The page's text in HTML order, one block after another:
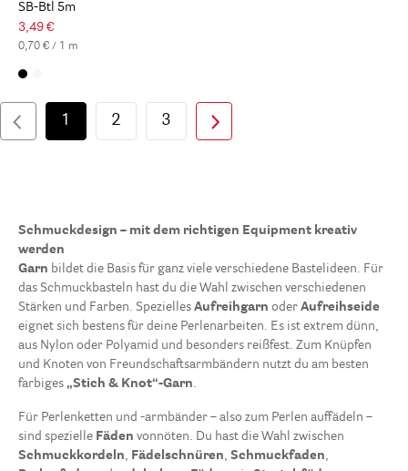
SB-Btl 5m
3,49 €
0,70 € / 1 m
1 2 3
Schmuckdesign – mit dem richtigen Equipment kreativ
werden
Garn bildet die Basis für ganz viele verschiedene Bastelideen. Für
das Schmuckbasteln hast du die Wahl zwischen verschiedenen
Stärken und Farben. Spezielles Aufreihgarn oder Aufreihseide
eignet sich bestens für deine Perlenarbeiten. Es ist extrem dünn,
aus Nylon oder Polyamid und besonders reißfest. Zum Knüpfen
und Knoten von Freundschaftsarmbändern nutzt du am besten
farbiges „Stich & Knot“-Garn.
Für Perlenketten und -armbänder – also zum Perlen auffädeln –
sind spezielle Fäden vonnöten. Du hast die Wahl zwischen
Schmuckkordeln, Fädelschnüren, Schmuckfaden,